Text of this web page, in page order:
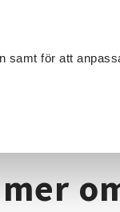
för att